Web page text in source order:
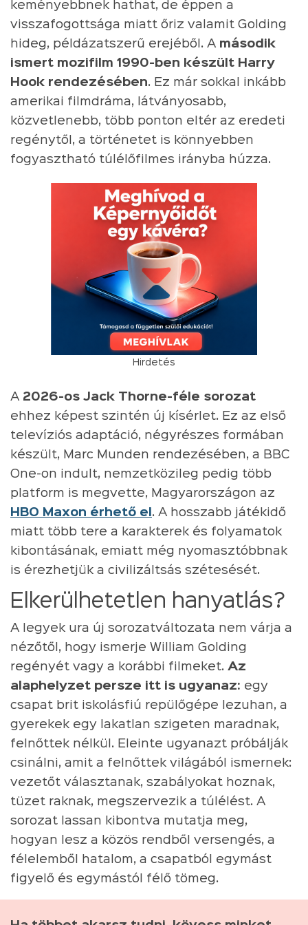
keményebbnek hathat, de éppen a
visszafogottsága miatt őriz valamit Golding
hideg, példázatszerű erejéből. A második
ismert mozifilm 1990-ben készült Harry
Hook rendezésében. Ez már sokkal inkább
amerikai filmdráma, látványosabb,
közvetlenebb, több ponton eltér az eredeti
regénytől, a történetet is könnyebben
fogyasztható túlélőfilmes irányba húzza.
Hirdetés
A 2026-os Jack Thorne-féle sorozat
ehhez képest szintén új kísérlet. Ez az első
televíziós adaptáció, négyrészes formában
készült, Marc Munden rendezésében, a BBC
One-on indult, nemzetközileg pedig több
platform is megvette, Magyarországon az
HBO Maxon érhető el . A hosszabb játékidő
miatt több tere a karakterek és folyamatok
kibontásának, emiatt még nyomasztóbbnak
is érezhetjük a civilizáltsás szétesését.
Elkerülhetetlen hanyatlás?
A legyek ura új sorozatváltozata nem várja a
nézőtől, hogy ismerje William Golding
regényét vagy a korábbi filmeket. Az
alaphelyzet persze itt is ugyanaz: egy
csapat brit iskolásfiú repülőgépe lezuhan, a
gyerekek egy lakatlan szigeten maradnak,
felnőttek nélkül. Eleinte ugyanazt próbálják
csinálni, amit a felnőttek világából ismernek:
vezetőt választanak, szabályokat hoznak,
tüzet raknak, megszervezik a túlélést. A
sorozat lassan kibontva mutatja meg,
hogyan lesz a közös rendből versengés, a
félelemből hatalom, a csapatból egymást
figyelő és egymástól félő tömeg.